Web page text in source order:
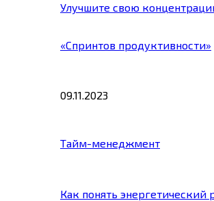
Улучшите свою
«Спринтов продуктивности»
09.11.2023
Тайм-менеджмент
Как понять